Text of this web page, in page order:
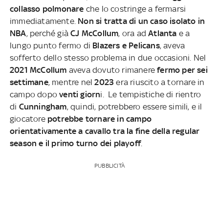
collasso polmonare che lo costringe a fermarsi
immediatamente. Non si tratta di un caso isolato in
NBA, perché giàCJ McCollum, ora adAtlanta e a
lungo punto fermo di Blazers e Pelicans, aveva
sofferto dello stesso problema in due occasioni. Nel
2021 McCollum aveva dovuto rimanerefermo per sei
settimane, mentre nel2023era riuscito a tornare in
campo dopoventi giorni. Le tempistiche di rientro
di Cunningham, quindi, potrebbero essere simili, e il
giocatorepotrebbe tornare in campo
orientativamente a cavallo tra la fine della regular
season e il primo turno dei playoff.
PUBBLICITÀ